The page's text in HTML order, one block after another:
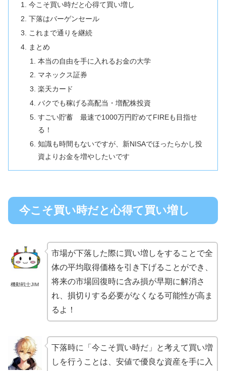
今こそ買い時だと心得て買い増し
下落はバーゲンセール
これまで通りを継続
まとめ
本当の自由を手に入れるお金の大学
マネックス証券
楽天カード
バクでも稼げる高配当・増配株投資
すごい貯蓄 最速で1000万円貯めてFIREも目指せ
る！
知識も時間もないですが、新NISAでほったらかし投
資よりお金を増やしたいです
今こそ買い時だと心得て買い増し
機動戦士JIM
市場が下落した際に買い増しをすることで全
体の平均取得価格を引き下げることができ、
将来の市場回復時に含み損が早期に解消さ
れ、損切りする必要がなくなる可能性が高ま
るよ！
下落時に「今こそ買い時だ」と考えて買い増
しを行うことは、安値で優良な資産を手に入